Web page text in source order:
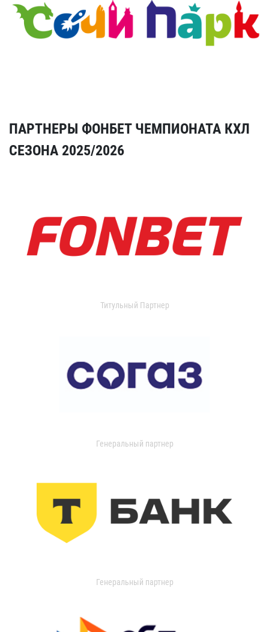
ПАРТНЕРЫ ФОНБЕТ ЧЕМПИОНАТА КХЛ
СЕЗОНА 2025/2026
Титульный Партнер
Генеральный партнер
Генеральный партнер